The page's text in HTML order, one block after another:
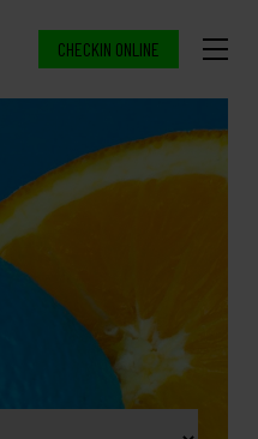
CHECKIN ONLINE